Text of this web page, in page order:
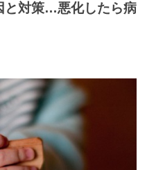
と対策…悪化したら病